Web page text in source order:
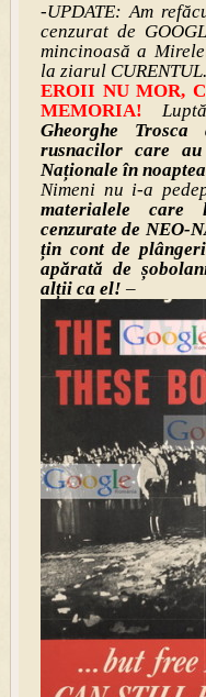
-UPDATE: Am
cenzurat de
mincinoasă a
la ziarul CURENTUL.
EROII NU MOR,
MEMORIA!
Gheorghe Trosca
rusnacilor care
Naționale în
Nimeni nu i-a
materialele care
cenzurate de NEO-
țin cont de
apărată de
alții ca el! –